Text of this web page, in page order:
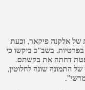
של אלקנה פיקאר, וכעת
בשב”כ ביקשו כי
דחתה את בקשתם.
התמונה שונה לחלוטין,